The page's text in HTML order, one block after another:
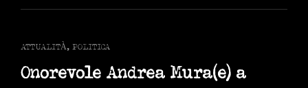
CAT
LINKS
ATTUALITÀ, POLITICA
Onorevole Andrea Mura(e) a